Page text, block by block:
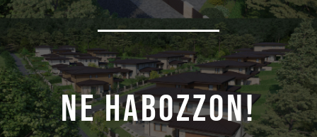
NE HABOZZON!